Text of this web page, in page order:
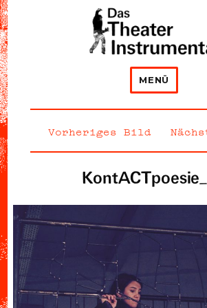
Das Theater MENÜ
Vorheriges Bild